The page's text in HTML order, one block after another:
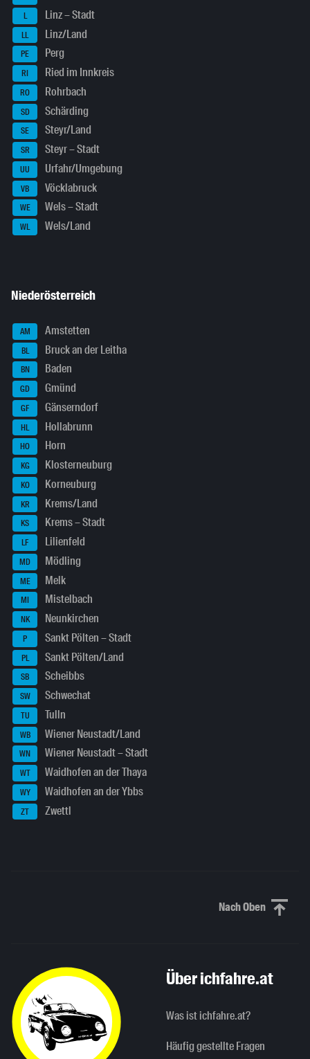
L Linz – Stadt
LL Linz/Land
PE Perg
RI Ried im Innkreis
RO Rohrbach
SD Schärding
SE Steyr/Land
SR Steyr – Stadt
UU Urfahr/Umgebung
VB Vöcklabruck
WE Wels – Stadt
WL Wels/Land
Niederösterreich
AM Amstetten
BL Bruck an der Leitha
BN Baden
GD Gmünd
GF Gänserndorf
HL Hollabrunn
HO Horn
KG Klosterneuburg
KO Korneuburg
KR Krems/Land
KS Krems – Stadt
LF Lilienfeld
MD Mödling
ME Melk
MI Mistelbach
NK Neunkirchen
P Sankt Pölten – Stadt
PL Sankt Pölten/Land
SB Scheibbs
SW Schwechat
TU Tulln
WB Wiener Neustadt/Land
WN Wiener Neustadt – Stadt
WT Waidhofen an der Thaya
WY Waidhofen an der Ybbs
ZT Zwettl
Nach ObenNach oben
Über ichfahre.at
Was ist ichfahre.at?
Häufig gestellte Fragen